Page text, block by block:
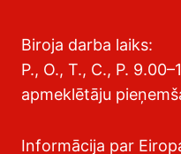
Biroja darba laiks:
P., O., T., C., P.
apmeklētāju
Informācija par